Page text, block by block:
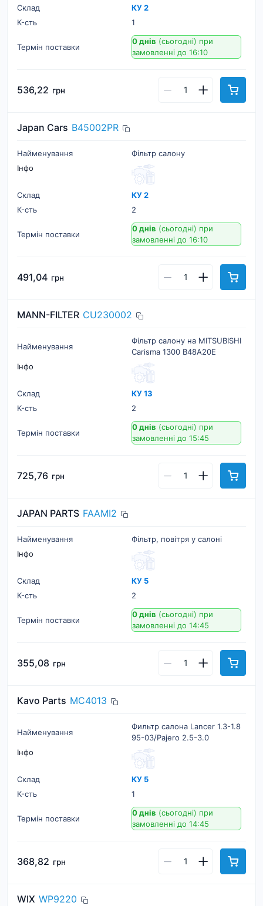
Склад
КУ 2
К-cть
1
Термін поставки
0 днів (сьогодні) при
замовленні до 16:10
536,22 грн
Japan Cars B45002PR
Найменування
Фільтр салону
Інфо
Склад
КУ 2
К-cть
2
Термін поставки
0 днів (сьогодні) при
замовленні до 16:10
491,04 грн
MANN-FILTER CU230002
Найменування
Фільтр салону на MITSUBISHI
Carisma 1300 B48A20E
Інфо
Склад
КУ 13
К-cть
2
Термін поставки
0 днів (сьогодні) при
замовленні до 15:45
725,76 грн
JAPAN PARTS FAAMI2
Найменування
Фільтр, повітря у салоні
Інфо
Склад
КУ 5
К-cть
2
Термін поставки
0 днів (сьогодні) при
замовленні до 14:45
355,08 грн
Kavo Parts MC4013
Найменування
Фильтр салона Lancer 1.3-1.8
95-03/Pajero 2.5-3.0
Інфо
Склад
КУ 5
К-cть
1
Термін поставки
0 днів (сьогодні) при
замовленні до 14:45
368,82 грн
WIX WP9220